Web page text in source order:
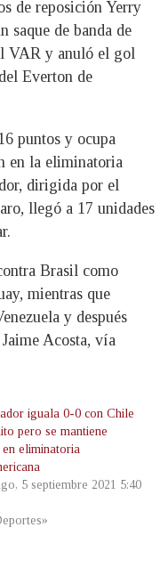
de reposición Yerry
saque de banda de
VAR y anuló el gol
Everton de
puntos y ocupa
en la eliminatoria
dirigida por el
llegó a 17 unidades
Brasil como
mientras que
y después
Acosta, vía
iguala 0-0 con Chile
pero se mantiene
eliminatoria
5 septiembre 2021 5:40